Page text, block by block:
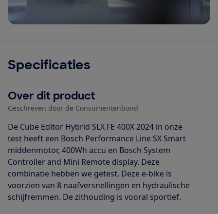
Specificaties
Over dit product
Geschreven door de Consumentenbond
De Cube Editor Hybrid SLX FE 400X 2024 in onze
test heeft een Bosch Performance Line SX Smart
middenmotor, 400Wh accu en Bosch System
Controller and Mini Remote display. Deze
combinatie hebben we getest. Deze e-bike is
voorzien van 8 naafversnellingen en hydraulische
schijfremmen. De zithouding is vooral sportief.